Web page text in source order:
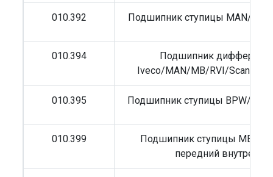
010.392 Подшипник ступицы MAN/MB
010.394
Подшипник
Iveco/MAN/MB/RVI/Scania
010.395 Подшипник ступицы BPW/MB
010.399
Подшипник ступицы MB
передний